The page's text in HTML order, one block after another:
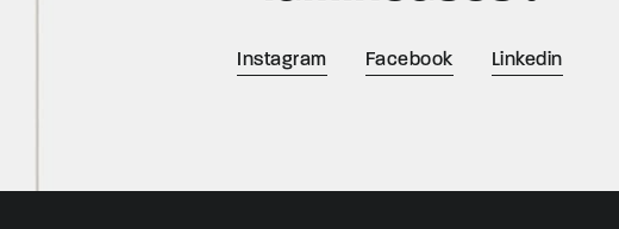
Instagram Facebook Linkedin